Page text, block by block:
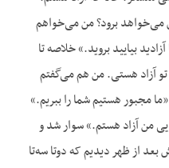
می‌خواهد برود؟ من می‌خواهم
بیایید بروید.» خلاصه تا
آزاد هستی. من هم می‌گفتم
مجبور هستیم شما را ببریم.»
من آزاد هستم.» سوار شد و
از ظهر دیدیم که دوتا سه‌تا